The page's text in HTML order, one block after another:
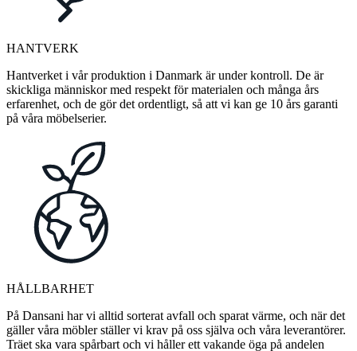
HANTVERK
Hantverket i vår produktion i Danmark är under kontroll. De är
skickliga människor med respekt för materialen och många års
erfarenhet, och de gör det ordentligt, så att vi kan ge 10 års garanti
på våra möbelserier.
HÅLLBARHET
På Dansani har vi alltid sorterat avfall och sparat värme, och när det
gäller våra möbler ställer vi krav på oss själva och våra leverantörer.
Träet ska vara spårbart och vi håller ett vakande öga på andelen